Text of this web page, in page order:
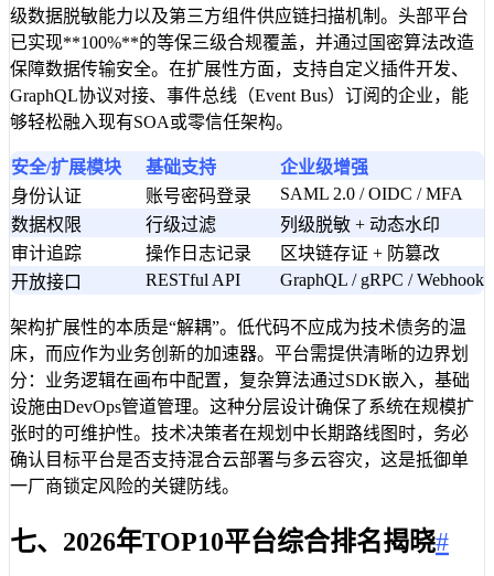
级数据脱敏能力以及第三方组件供应链扫描机制。头部平台
已实现**100%**的等保三级合规覆盖，并通过国密算法改造
保障数据传输安全。在扩展性方面，支持自定义插件开发、
GraphQL协议对接、事件总线（Event Bus）订阅的企业，能
够轻松融入现有SOA或零信任架构。
安全/扩展模块 基础支持 企业级增强
身份认证
账号密码登录 SAML 2.0 / OIDC / MFA
数据权限
行级过滤 列级脱敏 + 动态水印
审计追踪
操作日志记录 区块链存证 + 防篡改
开放接口
RESTful API GraphQL / gRPC / Webhook
架构扩展性的本质是“解耦”。低代码不应成为技术债务的温
床，而应作为业务创新的加速器。平台需提供清晰的边界划
分：业务逻辑在画布中配置，复杂算法通过SDK嵌入，基础
设施由DevOps管道管理。这种分层设计确保了系统在规模扩
张时的可维护性。技术决策者在规划中长期路线图时，务必
确认目标平台是否支持混合云部署与多云容灾，这是抵御单
一厂商锁定风险的关键防线。
七、2026年TOP10平台综合排名揭晓#